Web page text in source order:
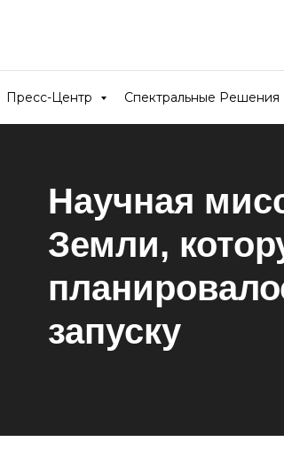
Пресс-Центр Спектральные Решения
Научная
Земли,
запуску